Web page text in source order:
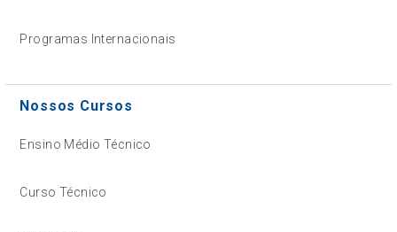
Programas Internacionais
Nossos Cursos
Ensino Médio Técnico
Curso Técnico